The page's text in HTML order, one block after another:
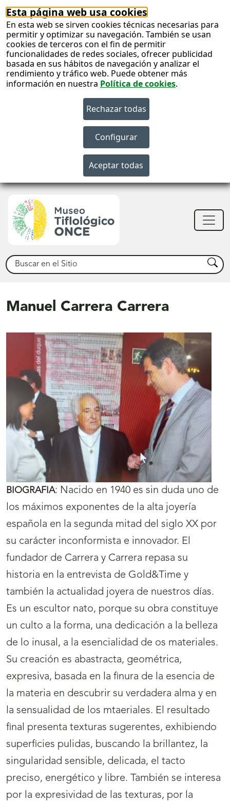
Esta página web usa cookies
En esta web se sirven cookies técnicas necesarias para
permitir y optimizar su navegación. También se usan
cookies de terceros con el fin de permitir
funcionalidades de redes sociales, ofrecer publicidad
basada en sus hábitos de navegación y analizar el
rendimiento y tráfico web. Puede obtener más
información en nuestra Política de cookies.
Buscar Buscar
Manuel Carrera Carrera
BIOGRAFIA: Nacido en 1940 es sin duda uno de
los máximos exponentes de la alta joyería
española en la segunda mitad del siglo XX por
su carácter inconformista e innovador. El
fundador de Carrera y Carrera repasa su
historia en la entrevista de Gold&Time y
también la actualidad joyera de nuestros días.
Es un escultor nato, porque su obra constituye
un culto a la forma, una dedicación a la belleza
de lo inusal, a la esencialidad de os materiales.
Su creación es abastracta, geométrica,
expresiva, basada en la finura de la esencia de
la materia en descubrir su verdadera alma y en
la sensualidad de los mtaeriales. El resultado
final presenta texturas sugerentes, exhibiendo
superficies pulidas, buscando la brillantez, la
singularidad sensible, delicada, el tacto
preciso, energético y libre. También se interesa
por la expresividad de las texturas, por la